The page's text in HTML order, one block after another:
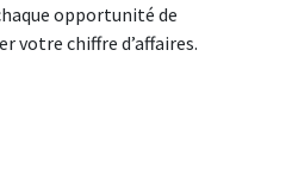
opportunité de
votre chiffre d’affaires.